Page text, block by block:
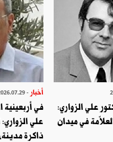
علي الزواري:
في ميدان
أخبار - 2026.07.29
في أربعينية
علي
ذاكرة